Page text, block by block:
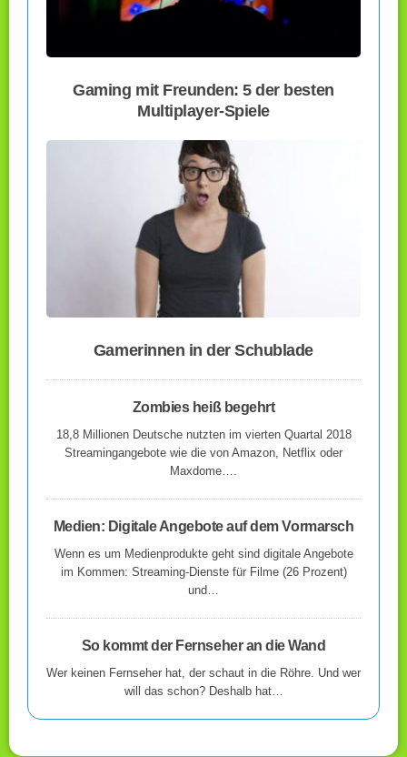
Gaming mit Freunden: 5 der besten
Multiplayer-Spiele
Gamerinnen in der Schublade
Zombies heiß begehrt
18,8 Millionen Deutsche nutzten im vierten Quartal 2018
Streamingangebote wie die von Amazon, Netflix oder
Maxdome….
Medien: Digitale Angebote auf dem Vormarsch
Wenn es um Medienprodukte geht sind digitale Angebote
im Kommen: Streaming-Dienste für Filme (26 Prozent)
und…
So kommt der Fernseher an die Wand
Wer keinen Fernseher hat, der schaut in die Röhre. Und wer
will das schon? Deshalb hat…